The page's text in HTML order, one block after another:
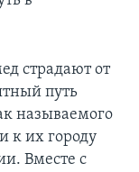
страдают от
путь
называемого
к их городу
Вместе с